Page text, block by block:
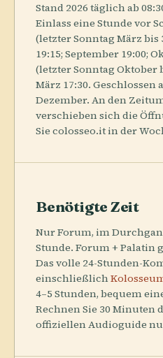
Stand 2026 täglich ab
Einlass eine Stunde vor
(letzter Sonntag März
19:15; September 19:00;
(letzter Sonntag Oktober
März 17:30. Geschlossen
Dezember. An den
verschieben sich die
Sie colosseo.it in der
Benötigte Zeit
Nur Forum, im
Stunde. Forum + Palatin
Das volle 24-Stunden-
einschließlich
4–5 Stunden, bequem
Rechnen Sie 30 Minuten
offiziellen Audioguide